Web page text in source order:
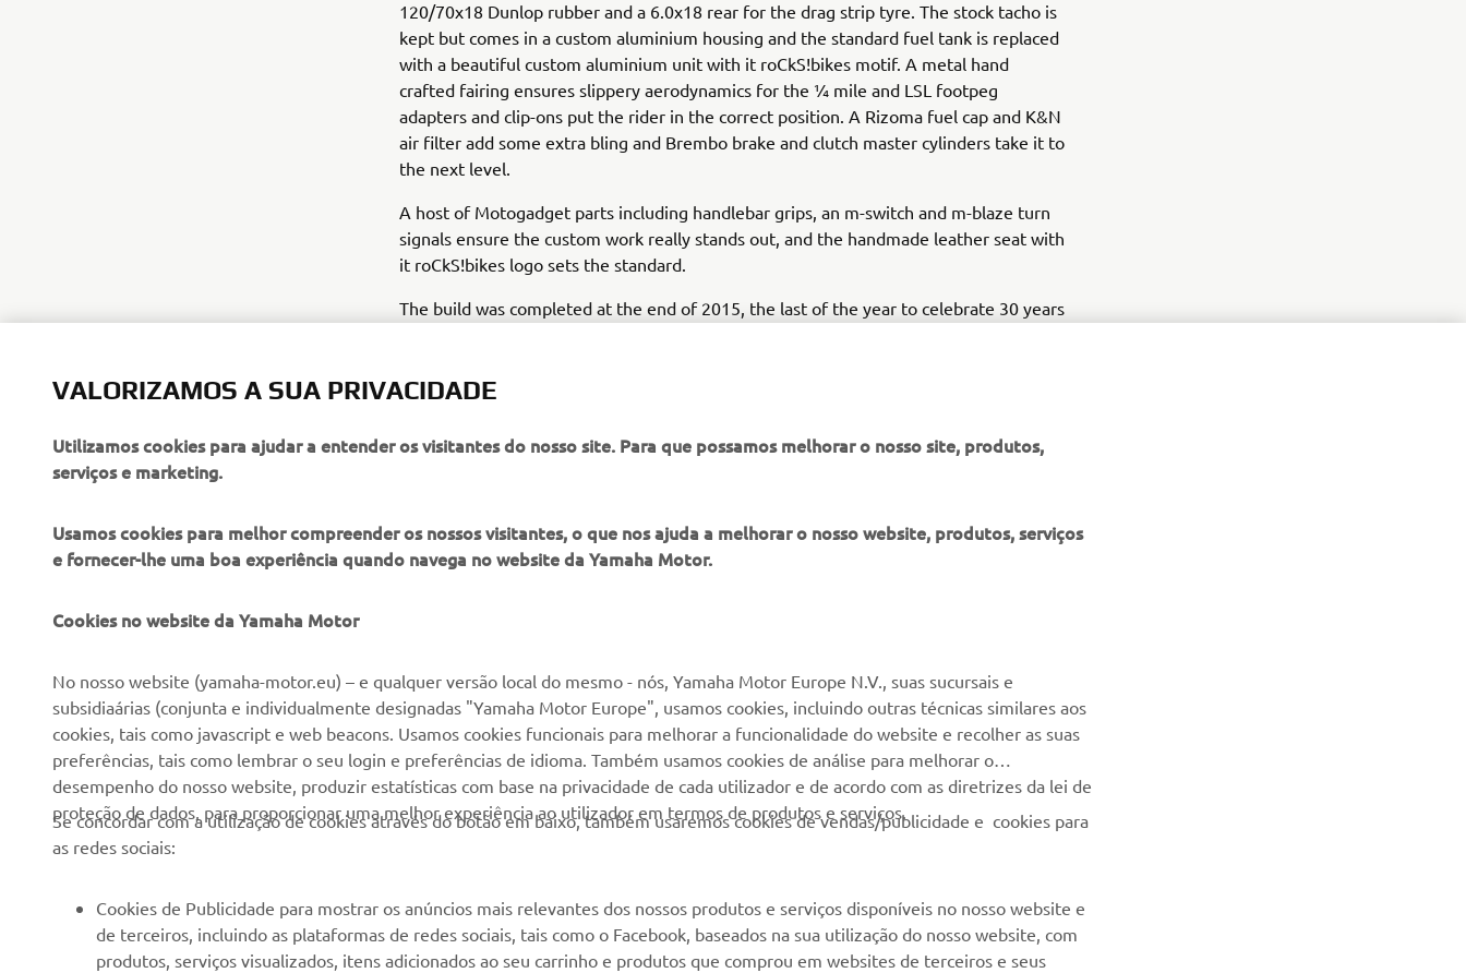
120/70x18 Dunlop rubber and a 6.0x18 rear for the drag strip tyre. The stock tacho is
kept but comes in a custom aluminium housing and the standard fuel tank is replaced
with a beautiful custom aluminium unit with it roCkS!bikes motif. A metal hand
crafted fairing ensures slippery aerodynamics for the ¼ mile and LSL footpeg
adapters and clip-ons put the rider in the correct position. A Rizoma fuel cap and K&N
air filter add some extra bling and Brembo brake and clutch master cylinders take it to
the next level.
A host of Motogadget parts including handlebar grips, an m-switch and m-blaze turn
signals ensure the custom work really stands out, and the handmade leather seat with
it roCkS!bikes logo sets the standard.
The build was completed at the end of 2015, the last of the year to celebrate 30 years
celebrating not just 30 years of the VMAX, but also 60 years of Yamaha! The bike was
EMPRESA
Notícias
Imprensa
Catálogos
Trabalhar na Yamaha
Eventos
Política de Direitos
PARA EMPRESAS
NEO's Delivery
Sistemas eBike
Campos de golfe
Socorristas
Unidade de Negócios de
Robótica
Yamaha Music
Yamaha Racing
Yamaha Motor Global
Aplicações móveis
Serviço de Apoio ao
Cliente
Livro de reclamações
Catálogo de peças
Gestão de resíduos,
baterias e VFV
novos lançamentos e muito mais
processamos os seus dados pessoais:
VALORIZAMOS A SUA PRIVACIDADE
Utilizamos cookies para ajudar a entender os visitantes do nosso site. Para que possamos melhorar o nosso site, produtos,
serviços e marketing.
Usamos cookies para melhor compreender os nossos visitantes, o que nos ajuda a melhorar o nosso website, produtos, serviços
e fornecer-lhe uma boa experiência quando navega no website da Yamaha Motor.
Cookies no website da Yamaha Motor
No nosso website (yamaha-motor.eu) – e qualquer versão local do mesmo - nós, Yamaha Motor Europe N.V., suas sucursais e
subsidiaárias (conjunta e individualmente designadas "Yamaha Motor Europe", usamos cookies, incluindo outras técnicas similares aos
cookies, tais como javascript e web beacons. Usamos cookies funcionais para melhorar a funcionalidade do website e recolher as suas
preferências, tais como lembrar o seu login e preferências de idioma. Também usamos cookies de análise para melhorar o
desempenho do nosso website, produzir estatísticas com base na privacidade de cada utilizador e de acordo com as diretrizes da lei de
proteção de dados, para proporcionar uma melhor experiência ao utilizador em termos de produtos e serviços.
Se concordar com a utilização de cookies através do botão em baixo, também usaremos cookies de vendas/publicidade e cookies para
as redes sociais:
Cookies de Publicidade para mostrar os anúncios mais relevantes dos nossos produtos e serviços disponíveis no nosso website e
de terceiros, incluindo as plataformas de redes sociais, tais como o Facebook, baseados na sua utilização do nosso website, com
produtos, serviços visualizados, itens adicionados ao seu carrinho e produtos que comprou em websites de terceiros e seus